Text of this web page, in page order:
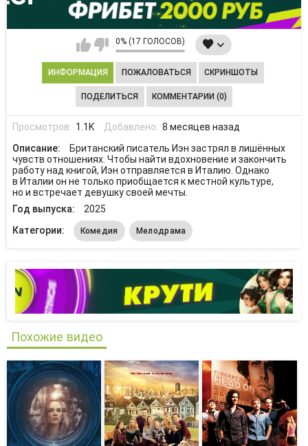
0% (17 ГОЛОСОВ)
ИНФОРМАЦИЯ ПОЖАЛОВАТЬСЯ СКРИНШОТЫ
ПОДЕЛИТЬСЯ КОММЕНТАРИИ (0)
Просмотров: 1.1K Добавлено: 8 месяцев назад
Описание:
Британский писатель Иэн застрял в лишённых
чувств отношениях. Чтобы найти вдохновение и закончить
работу над книгой, Иэн отправляется в Италию. Однако
в Италии он не только приобщается к местной культуре,
но и встречает девушку своей мечты.
Год выпуска:
2025
Категории:
Комедия Мелодрама
Похожие видео